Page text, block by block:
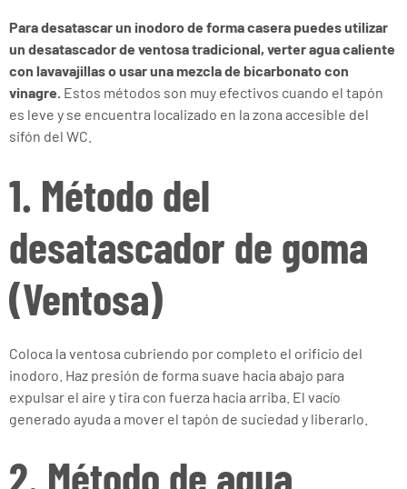
Para desatascar un inodoro de forma casera puedes utilizar
un desatascador de ventosa tradicional, verter agua caliente
con lavavajillas o usar una mezcla de bicarbonato con
vinagre. Estos métodos son muy efectivos cuando el tapón
es leve y se encuentra localizado en la zona accesible del
sifón del WC.
1. Método del
desatascador de goma
(Ventosa)
Coloca la ventosa cubriendo por completo el orificio del
inodoro. Haz presión de forma suave hacia abajo para
expulsar el aire y tira con fuerza hacia arriba. El vacío
generado ayuda a mover el tapón de suciedad y liberarlo.
2. Método de agua